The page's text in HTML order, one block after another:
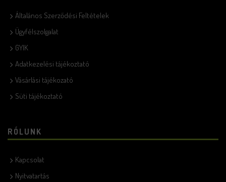
Általános Szerződési Feltételek
Ügyfélszolgalat
GYIK
Adatkezelési tájékoztató
Vásárlási tájékozató
Süti tájékoztató
RÓLUNK
Kapcsolat
Nyitvatartás